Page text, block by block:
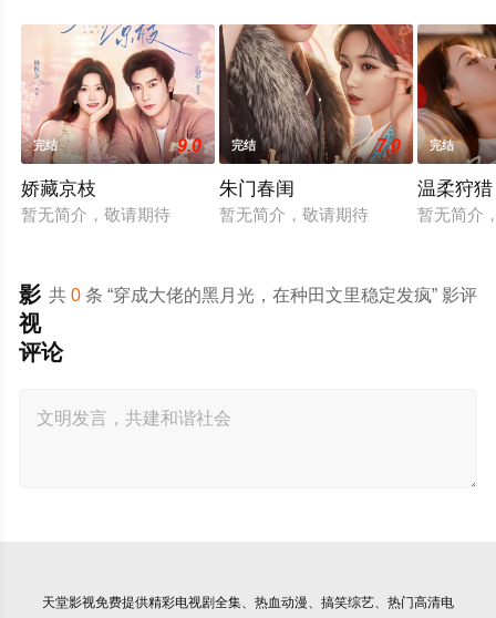
完结 9.0
娇藏京枝
暂无简介，敬请期待
完结 7.0
朱门春闺
暂无简介，敬请期待
完结
温柔狩猎
暂无简介
共0 条 “穿成大佬的黑月光，在种田文里稳定发疯” 影评
影
视
评论
天堂影视免费提供精彩电视剧全集、热血动漫、搞笑综艺、热门高清电